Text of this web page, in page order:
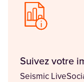
Suivez votre
Seismic